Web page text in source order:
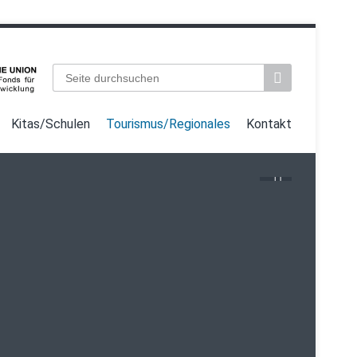
Suchbegriffe
Kitas/Schulen Tourismus/Regionales Kontakt